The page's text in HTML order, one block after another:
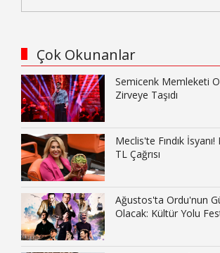
Çok Okunanlar
Semicenk Memleketi
Zirveye Taşıdı
Meclis'te Fındık
TL Çağrısı
Ağustos'ta Ordu'nun
Olacak: Kültür Yolu